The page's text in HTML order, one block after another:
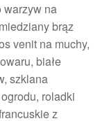
warzyw na
brąz
venit na muchy,
białe
szklana
roladki
z